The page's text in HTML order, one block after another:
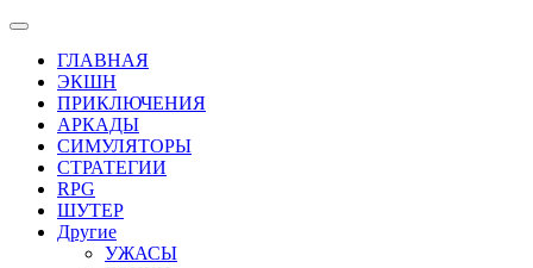
ГЛАВНАЯ
ЭКШН
ПРИКЛЮЧЕНИЯ
АРКАДЫ
СИМУЛЯТОРЫ
СТРАТЕГИИ
RPG
ШУТЕР
Другие
УЖАСЫ